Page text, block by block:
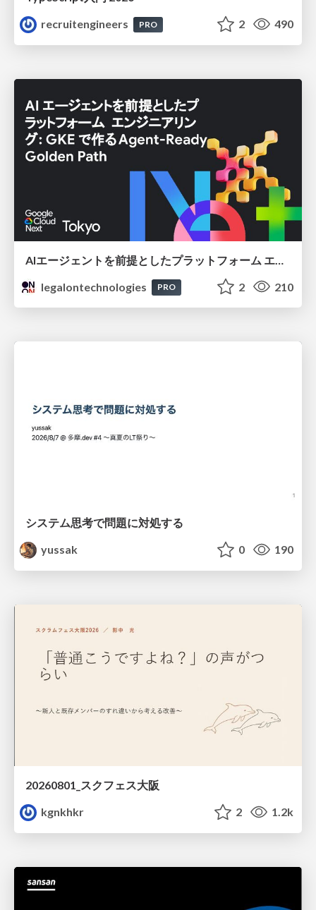
recruitengineers
PRO 2 490
legalontechnologies
PRO 2 210
システム思考で問題に対処する
yussak
0 190
20260801_スクフェス大阪
kgnkhkr
2 1.2k